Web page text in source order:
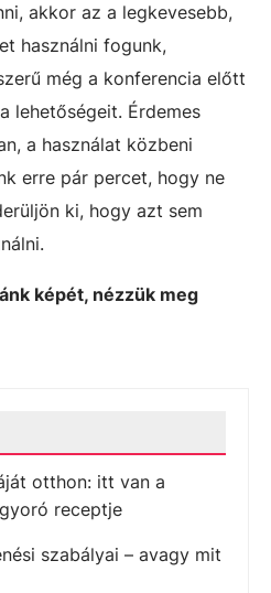
akkor az a legkevesebb,
használni fogunk,
még a konferencia előtt
lehetőségeit. Érdemes
a használat közbeni
erre pár percet, hogy ne
ki, hogy azt sem
képét, nézzük meg
otthon: itt van a
receptje
szabályai – avagy mit